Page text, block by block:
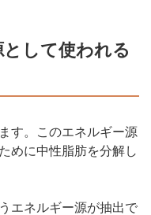
して使われる
す。このエネルギー源
めに中性脂肪を分解し
エネルギー源が抽出で